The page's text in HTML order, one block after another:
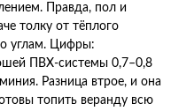
Правда, пол и
толку от тёплого
углам. Цифры:
ПВХ-системы 0,7–0,8
Разница втрое, и она
топить веранду всю